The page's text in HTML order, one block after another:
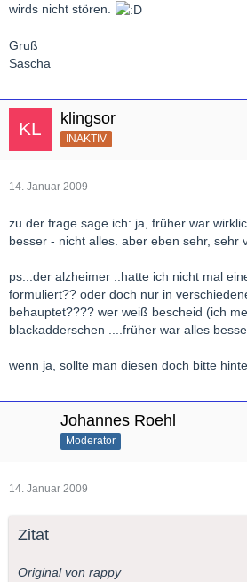
wirds nicht stören.
Gruß
Sascha
klingsor
INAKTIV
14. Januar 2009
zu der frage sage ich: ja, früher war
besser - nicht alles. aber eben sehr, sehr
ps...der alzheimer ..hatte ich nicht mal
formuliert?? oder doch nur in
behauptet???? wer weiß bescheid (ich
blackadderschen ....früher war alles
wenn ja, sollte man diesen doch bitte
Johannes Roehl
Moderator
14. Januar 2009
Zitat
Original von rappy